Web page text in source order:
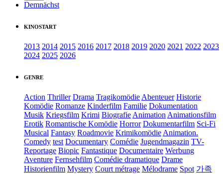
Demnächst
KINOSTART
2013 2014 2015 2016 2017 2018 2019 2020 2021 2022 2023
2024 2025 2026
GENRE
Action Thriller Drama Tragikomödie Abenteuer Historie
Komödie Romanze Kinderfilm Familie Dokumentation
Musik Kriegsfilm Krimi Biografie Animation Animationsfilm
Erotik Romantische Komödie Horror Dokumentarfilm Sci-Fi
Musical Fantasy Roadmovie Krimikomödie Animation.
Comedy test Documentary Comédie Jugendmagazin TV-
Reportage Biopic Fantastique Documentaire Werbung
Aventure Fernsehfilm Comédie dramatique Drame
Historienfilm Mystery Court métrage Mélodrame Spot 가족